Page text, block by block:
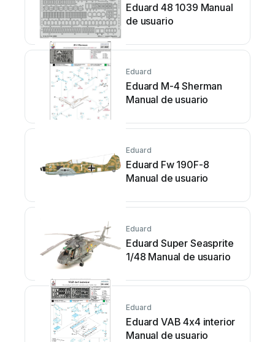
Eduard 48 1039 Manual
de usuario
Eduard
Eduard M-4 Sherman
Manual de usuario
Eduard
Eduard Fw 190F-8
Manual de usuario
Eduard
Eduard Super Seasprite
1/48 Manual de usuario
Eduard
Eduard VAB 4x4 interior
Manual de usuario